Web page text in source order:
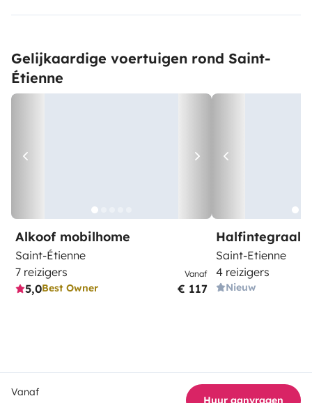
Gelijkaardige voertuigen rond Saint-
Étienne
Alkoof mobilhome
Saint-Étienne
7 reizigers
5,0Best Owner
Vanaf
€ 117
Halfintegraal
Saint-Etienne
4 reizigers
Nieuw
Vanaf
Huur aanvragen